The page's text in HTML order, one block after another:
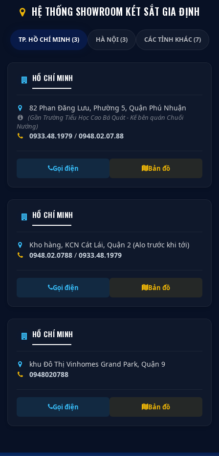
HỆ THỐNG SHOWROOM KÉT SẮT GIA ĐỊNH
TP. HỒ CHÍ MINH (3) HÀ NỘI (3) CÁC TỈNH KHÁC (7)
HỒ CHÍ MINH
82 Phan Đăng Lưu, Phường 5, Quận Phú Nhuận
(Gần Trường Tiểu Học Cao Bá Quát - Kế bên quán Chuối
Nướng)
0933.48.1979 / 0948.02.07.88
Gọi điện Bản đồ
HỒ CHÍ MINH
Kho hàng, KCN Cát Lái, Quận 2 (Alo trước khi tới)
0948.02.0788 / 0933.48.1979
Gọi điện Bản đồ
HỒ CHÍ MINH
khu Đô Thị Vinhomes Grand Park, Quận 9
0948020788
Gọi điện Bản đồ